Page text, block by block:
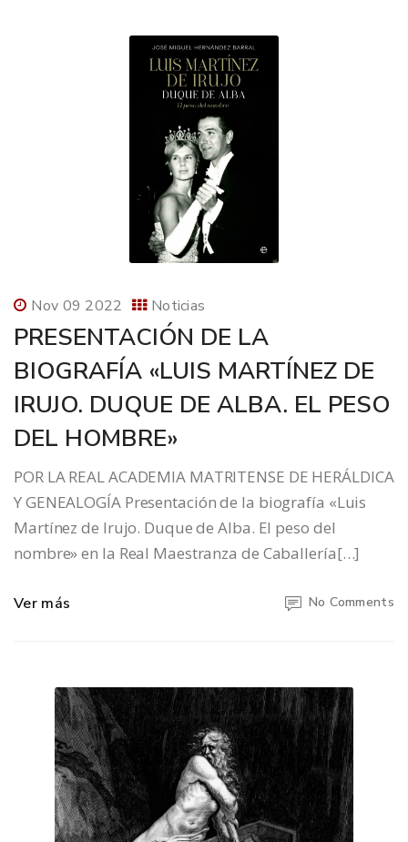
Nov 09 2022 Noticias
PRESENTACIÓN DE LA
BIOGRAFÍA «LUIS MARTÍNEZ DE
IRUJO. DUQUE DE ALBA. EL PESO
DEL HOMBRE»
POR LA REAL ACADEMIA MATRITENSE DE HERÁLDICA
Y GENEALOGÍA Presentación de la biografía «Luis
Martínez de Irujo. Duque de Alba. El peso del
nombre» en la Real Maestranza de Caballería[…]
Ver más No Comments